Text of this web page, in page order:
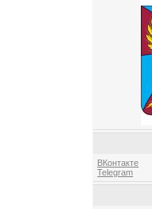
ВКонтакте
Telegram